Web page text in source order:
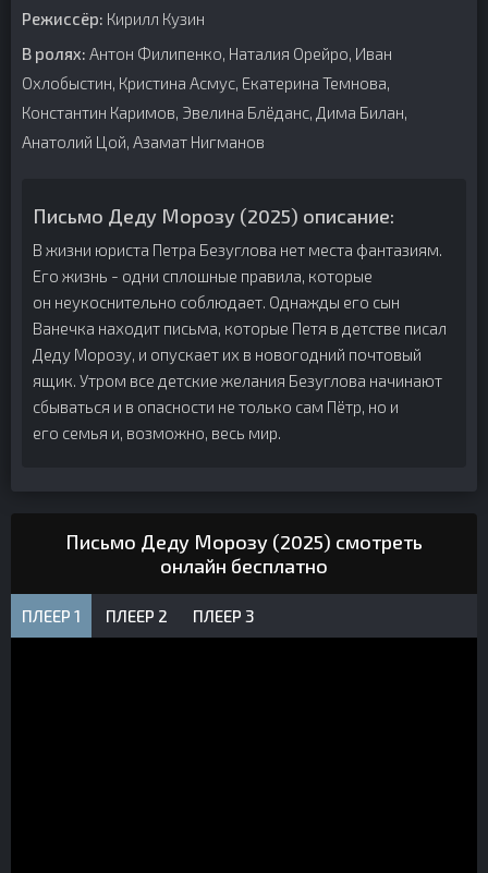
Режиссёр: Кирилл Кузин
В ролях: Антон Филипенко, Наталия Орейро, Иван
Охлобыстин, Кристина Асмус, Екатерина Темнова,
Константин Каримов, Эвелина Блёданс, Дима Билан,
Анатолий Цой, Азамат Нигманов
Письмо Деду Морозу (2025) описание:
В жизни юриста Петра Безуглова нет места фантазиям.
Его жизнь - одни сплошные правила, которые
он неукоснительно соблюдает. Однажды его сын
Ванечка находит письма, которые Петя в детстве писал
Деду Морозу, и опускает их в новогодний почтовый
ящик. Утром все детские желания Безуглова начинают
сбываться и в опасности не только сам Пётр, но и
его семья и, возможно, весь мир.
Письмо Деду Морозу (2025) смотреть
онлайн бесплатно
ПЛЕЕР 1 ПЛЕЕР 2 ПЛЕЕР 3